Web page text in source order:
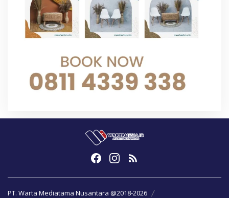
PT. Warta Mediatama Nusantara @2018-2026